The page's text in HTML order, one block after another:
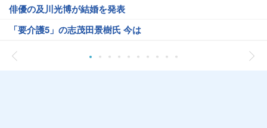
俳優の及川光博が結婚を発表
「要介護5」の志茂田景樹氏 今は